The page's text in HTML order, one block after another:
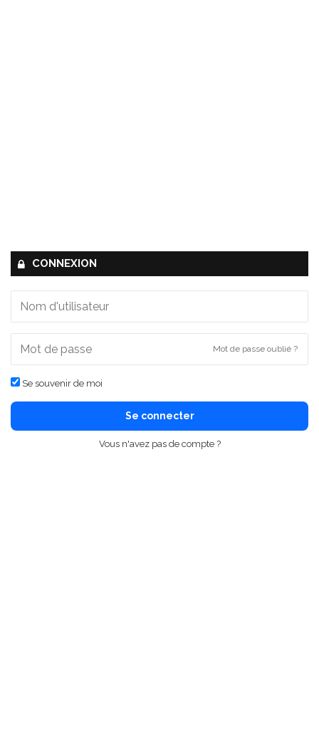
CONNEXION
Mot de passe oublié ?
Se souvenir de moi
Se connecter
Vous n'avez pas de compte ?